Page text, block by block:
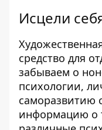
Исцели
средство для
забываем о
психологии,
саморазвитию
информацию о